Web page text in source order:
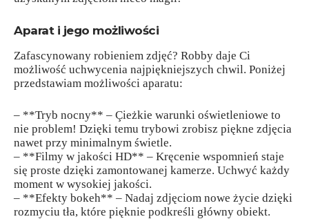
Aparat i jego możliwości
Zafascynowany robieniem zdjęć? Robby daje Ci
możliwość uchwycenia najpiękniejszych chwil. Poniżej
przedstawiam możliwości aparatu:
– **Tryb nocny** – Çieżkie warunki oświetleniowe to
nie problem! Dzięki temu trybowi zrobisz piękne zdjęcia
nawet przy minimalnym świetle.
– **Filmy w jakości HD** – Kręcenie wspomnień staje
się proste dzięki zamontowanej kamerze. Uchwyć każdy
moment w wysokiej jakości.
– **Efekty bokeh** – Nadaj zdjęciom nowe życie dzięki
rozmyciu tła, które pięknie podkreśli główny obiekt.